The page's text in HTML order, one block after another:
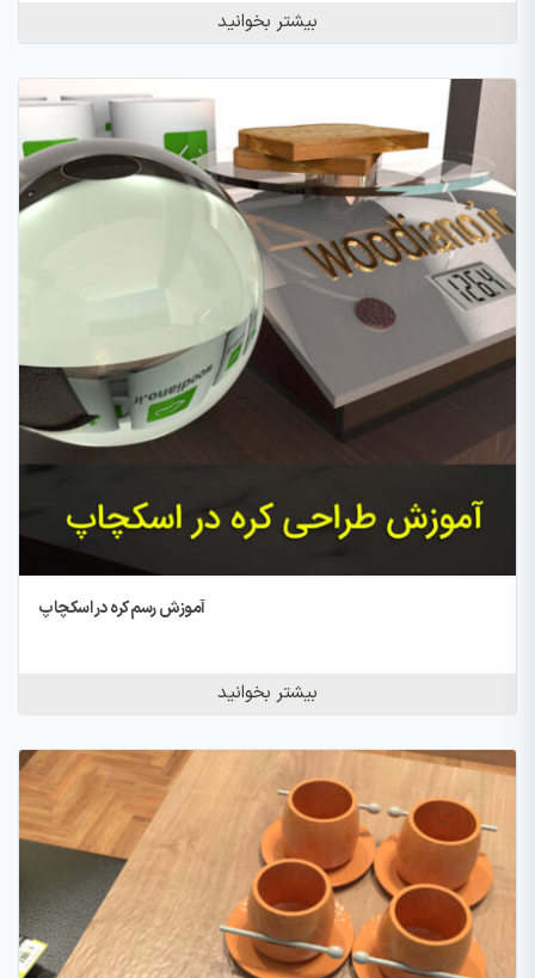
بیشتر بخوانید
آموزش رسم کره در اسکچاپ
بیشتر بخوانید